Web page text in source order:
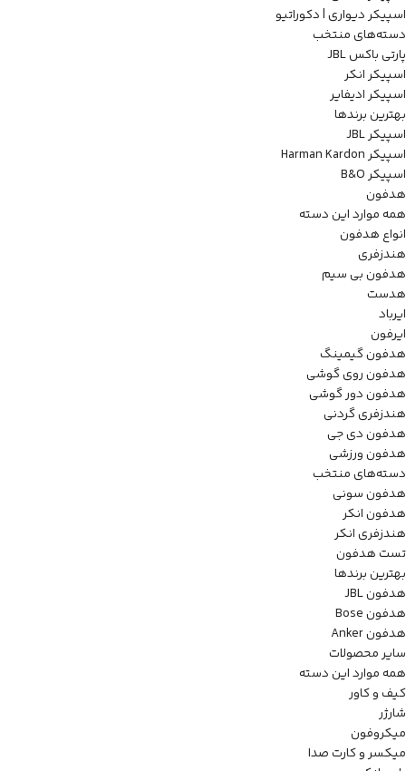
اسپیکر دیواری | دکوراتیو
دسته‌های منتخب
پارتی باکس JBL
اسپیکر انکر
اسپیکر ادیفایر
بهترین برندها
اسپیکر JBL
اسپیکر Harman Kardon
اسپیکر B&O
هدفون
همه موارد این دسته
انواع هدفون
هندزفری
هدفون بی سیم
هدست
ایرباد
ایرفون
هدفون گیمینگ
هدفون روی گوشی
هدفون دور گوشی
هندزفری گردنی
هدفون دی جی
هدفون ورزشی
دسته‌های منتخب
هدفون سونی
هدفون انکر
هندزفری انکر
تست هدفون
بهترین برندها
هدفون JBL
هدفون Bose
هدفون Anker
سایر محصولات
همه موارد این دسته
کیف و کاور
شارژر
میکروفون
میکسر و کارت صدا